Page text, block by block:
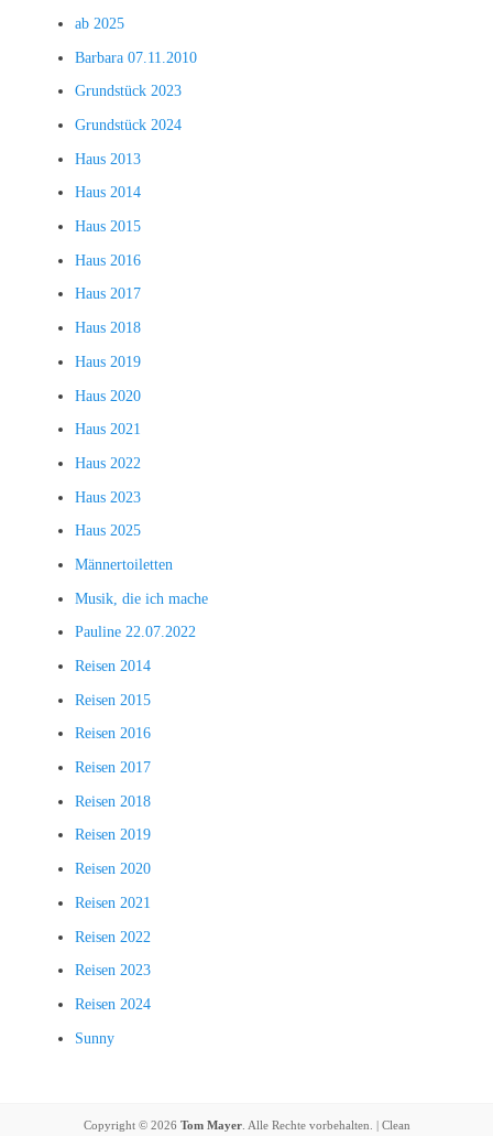
ab 2025
Barbara 07.11.2010
Grundstück 2023
Grundstück 2024
Haus 2013
Haus 2014
Haus 2015
Haus 2016
Haus 2017
Haus 2018
Haus 2019
Haus 2020
Haus 2021
Haus 2022
Haus 2023
Haus 2025
Männertoiletten
Musik, die ich mache
Pauline 22.07.2022
Reisen 2014
Reisen 2015
Reisen 2016
Reisen 2017
Reisen 2018
Reisen 2019
Reisen 2020
Reisen 2021
Reisen 2022
Reisen 2023
Reisen 2024
Sunny
Copyright © 2026 Tom Mayer. Alle Rechte vorbehalten. | Clean